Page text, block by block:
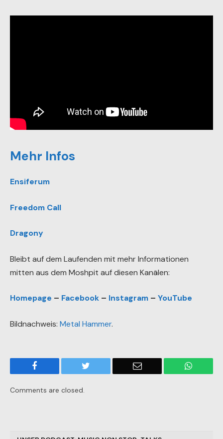
Mehr Infos
Ensiferum
Freedom Call
Dragony
Bleibt auf dem Laufenden mit mehr Informationen
mitten aus dem Moshpit auf diesen Kanälen:
Homepage – Facebook – Instagram – YouTube
Bildnachweis: Metal Hammer.
Email
Comments are closed.